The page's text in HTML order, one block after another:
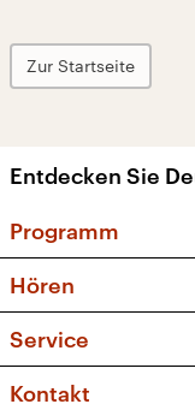
Zur Startseite
Entdecken Sie
Programm
Sendungen
Musikliste
Kakadu –
Hören
Frequenzen
Service
FAQ
Kontakt